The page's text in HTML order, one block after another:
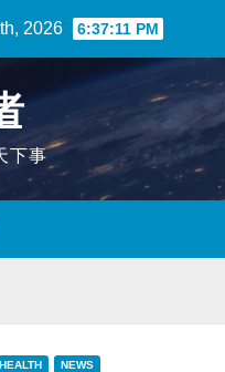
2026 6:37:12 PM
下事
HEALTH NEWS